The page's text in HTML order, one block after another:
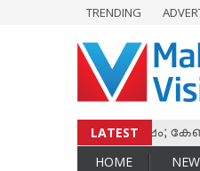
ENTERTAINMENT
TRENDING
LATEST
തമ്മില്‍ സംഘര്‍ഷം;
HOME